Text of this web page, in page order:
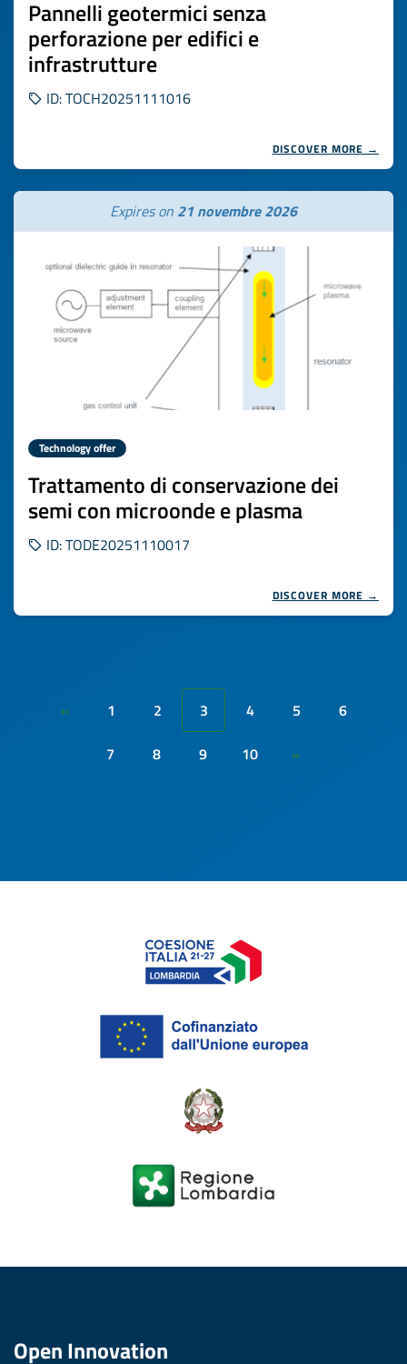
Pannelli geotermici senza
perforazione per edifici e
infrastrutture
ID: TOCH20251111016
DISCOVER MORE →
Expires on 21 novembre 2026
Technology offer
Trattamento di conservazione dei
semi con microonde e plasma
ID: TODE20251110017
DISCOVER MORE →
« 1 2 3 4 5
6
7
8 9 10 »
Open Innovation